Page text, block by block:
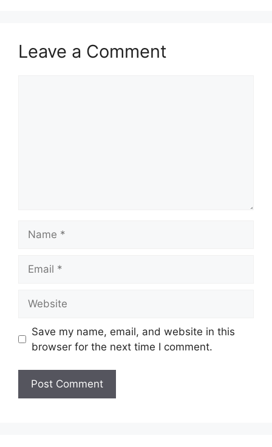
Leave a Comment
Save my name, email, and website in this
browser for the next time I comment.